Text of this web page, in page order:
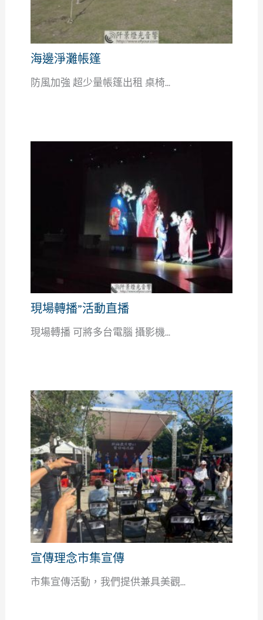
海邊淨灘帳篷
防風加強 超少量帳篷出租 桌椅...
現場轉播”活動直播
現場轉播 可將多台電腦 攝影機...
宣傳理念市集宣傳
市集宣傳活動，我們提供兼具美觀...